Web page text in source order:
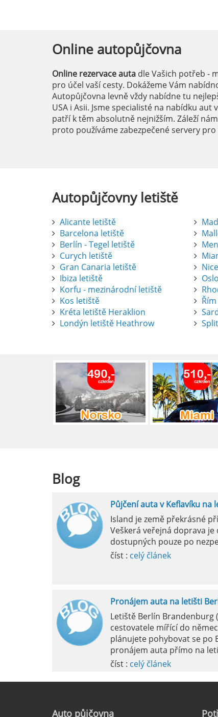
Online autopůjčovna
Online rezervace auta dle Vašich potřeb -
pro účel vaší cesty. Dokážeme Vám
Autopůjčovna levně vždy nabídne tu
USA i Asii. Jsme specialisté na nabídku aut
patří k těm absolutně nejnižším. Záleží
proto používáme zabezpečené servery
Autopůjčovnyletiště
Alicante letiště
Barcelona letiště
Berlín - Tegel letiště
Curych letiště
Gran Canaria letiště
Ibiza letiště
Korfu - mezinárodní letiště
Kos letiště
Kréta letiště Heraklion
Londýn letiště Heathrow
Blog
Pronájem auta na letišti
Půjčení auta na letišti v
číst :
celý článek
Pronájem auta na letišti
Půjčení auta na letišti
Půjčení auta v Keflavíku na
Island je země překrásné
Veškerá veřejná doprava
dostupných pouze po
číst : celý článek
Pronájem auta na letišti
Letiště Berlín Brandenburg
cestovatele mířící do
plánujete pohybovat se po
pronájem auta přímo na
číst : celý článek
Letiště Marseille, oficiálně
pokud
Auto půjčovna